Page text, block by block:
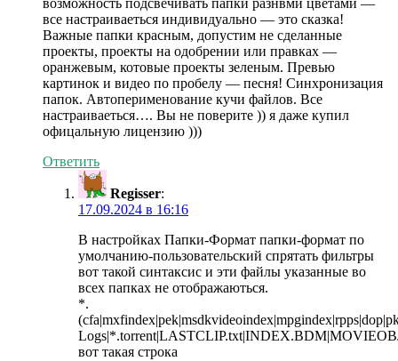
возможность подсвечивать папки разнвми цветами —
все настраиваеться индивидуально — это сказка!
Важные папки красным, допустим не сделанные
проекты, проекты на одобрении или правках —
оранжевым, котовые проекты зеленым. Превью
картинок и видео по пробелу — песня! Синхронизация
папок. Автоперименование кучи файлов. Все
настраиваеться…. Вы не поверите )) я даже купил
офицальную лицензию )))
Ответить
Regisser:
17.09.2024 в 16:16
В настройках Папки-Формат папки-формат по
умолчанию-пользовательский спрятать фильтры
вот такой синтаксис и эти файлы указанные во
всех папках не отображаються.
*.
вот такая строка